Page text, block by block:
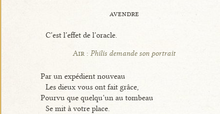
avendre
C’est l’effet de l’oracle.
Air :Philis demande son portrait
Par un expédient nouveau
Les dieux vous ont fait grâce,
Pourvu que quelqu’un au tombeau
Se mit à votre place.